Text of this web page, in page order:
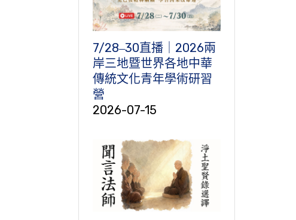
7/28‒30直播｜2026兩
岸三地暨世界各地中華
傳統文化青年學術研習
營
2026-07-15